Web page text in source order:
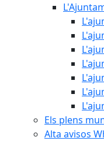
Els plens
Alta avisos